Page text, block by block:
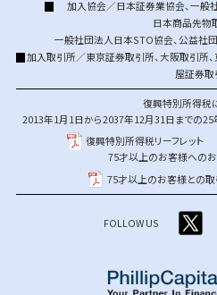
加入協会／日本証券業協会、一般
日本商品先物
一般社団法人日本STO協会、公益社
加入取引所／東京証券取引所、大阪取引所、
屋証券取
復興特別所得税
2013年1月1日から2037年12月31日までの25
復興特別所得税リーフレット
75才以上のお客様への
75才以上のお客様との取
FOLLOW US